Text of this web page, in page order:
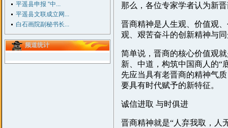
平遥县申报 “中...
平遥县文联成立网...
白石画院副秘书长...
频道统计
那么，各位专家学者认为新
晋商精神是人生观、价值观
观、艰苦奋斗的创新精神与
简单说，晋商的核心价值观
新、中道，构筑中国商人的“
先应当具有老晋商的精神气
要具有时代赋予的新特征。
诚信进取 与时俱进
晋商精神就是“人弃我取，人